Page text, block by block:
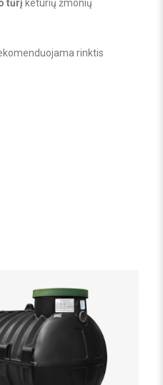
tūrį keturių žmonių
rinktis